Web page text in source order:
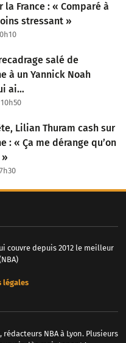
la France : « Comparé à
stressant »
salé de
à un Yannick Noah
ai…
Lilian Thuram cash sur
: « Ça me dérange qu’on
couvre depuis 2012 le meilleur
légales
NBA à Lyon. Plusieurs